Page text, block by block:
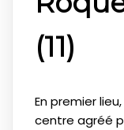
(11)
En premier
centre agréé